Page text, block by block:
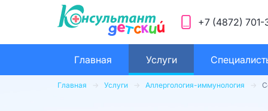
+7 (4872) 701-
Главная Услуги
Главная Услуги Аллергология-иммунология